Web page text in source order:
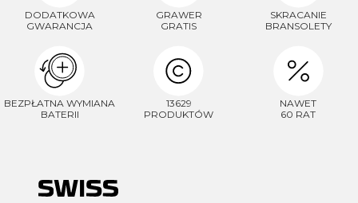
DODATKOWA
GWARANCJA
GRAWER
GRATIS
SKRACANIE
BRANSOLETY
BEZPŁATNA WYMIANA
BATERII
13629
PRODUKTÓW
NAWET
60 RAT